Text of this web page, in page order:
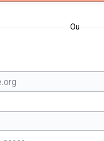
Ou
obligatoire